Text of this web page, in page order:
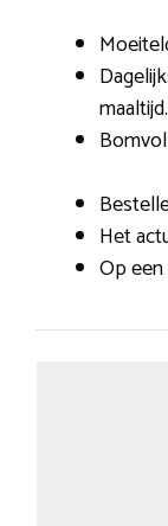
maaltijd.
Het
Op